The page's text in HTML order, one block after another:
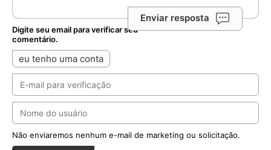
Enviar resposta
Digite seu email para verificar seu
comentário.
eu tenho uma conta
Não enviaremos nenhum e-mail de marketing ou solicitação.